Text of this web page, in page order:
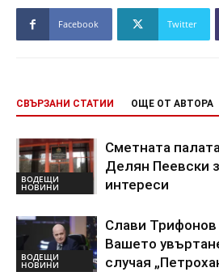
Facebook Twitter
СВЪРЗАНИ СТАТИИ ОЩЕ ОТ АВТОРА
ВОДЕЩИ
НОВИНИ
Сметната
Делян Пеевски
интереси
ВОДЕЩИ
НОВИНИ
Слави
Вашето
случая